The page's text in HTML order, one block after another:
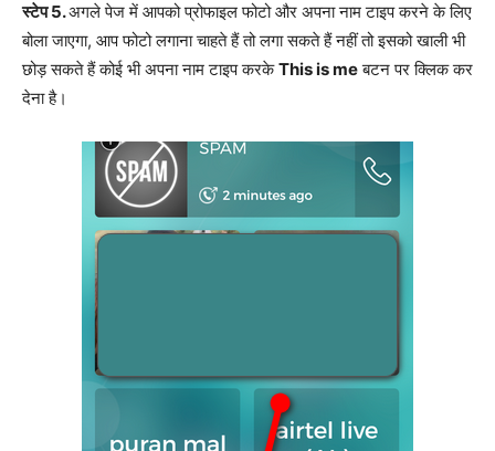
स्टेप 5.अगले पेज में आपको प्रोफाइल फोटो और अपना नाम टाइप करने के लिए
बोला जाएगा, आप फोटो लगाना चाहते हैं तो लगा सकते हैं नहीं तो इसको खाली भी
छोड़ सकते हैं कोई भी अपना नाम टाइप करकेThis is meबटन पर क्लिक कर
देना है।